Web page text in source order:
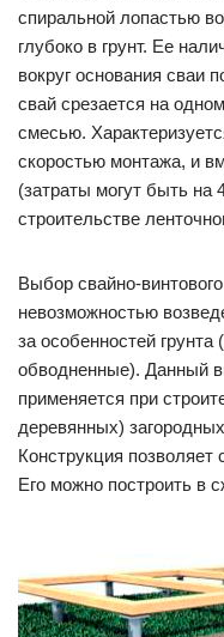
спиральной лопастью
глубоко в грунт. Ее
вокруг основания сваи
свай срезается на
смесью.
скоростью монтажа, и
(затраты могут быть
строительстве
Выбор свайно-
невозможностью
за особенностей
обводненные). Данный
применяется при
деревянных)
Конструкция позволяет
Его можно построить в